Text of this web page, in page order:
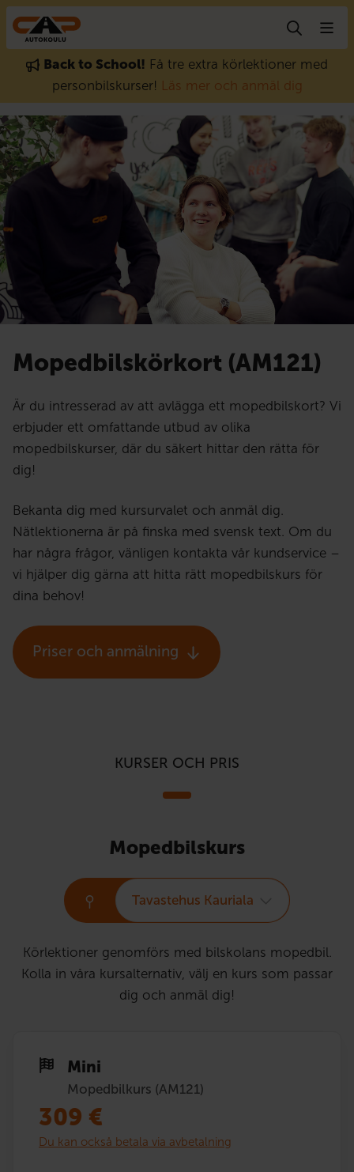
Gå till innehåll
Back to School! Få tre extra körlektioner med
personbilskurser! Läs mer och anmäl dig
Mopedbilskörkort (AM121)
Är du intresserad av att avlägga ett mopedbilskort? Vi
erbjuder ett omfattande utbud av olika
mopedbilskurser, där du säkert hittar den rätta för
dig!
Bekanta dig med kursurvalet och anmäl dig.
Nätlektionerna är på finska med svensk text. Om du
har några frågor, vänligen kontakta vår kundservice –
vi hjälper dig gärna att hitta rätt mopedbilskurs för
dina behov!
Priser och anmälning
KURSER OCH PRIS
Mopedbilskurs
Tavastehus Kauriala
Körlektioner genomförs med bilskolans mopedbil.
Kolla in våra kursalternativ, välj en kurs som passar
dig och anmäl dig!
Mini
Mopedbilkurs (AM121)
309 €
Du kan också betala via avbetalning